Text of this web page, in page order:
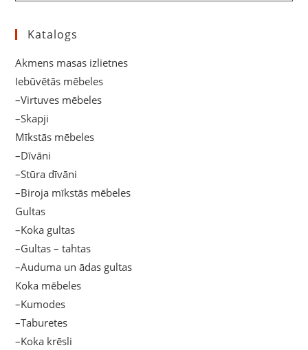
Katalogs
Akmens masas izlietnes
Iebūvētās mēbeles
–Virtuves mēbeles
–Skapji
Mīkstās mēbeles
–Dīvāni
–Stūra dīvāni
–Biroja mīkstās mēbeles
Gultas
–Koka gultas
–Gultas – tahtas
–Auduma un ādas gultas
Koka mēbeles
–Kumodes
–Taburetes
–Koka krēsli